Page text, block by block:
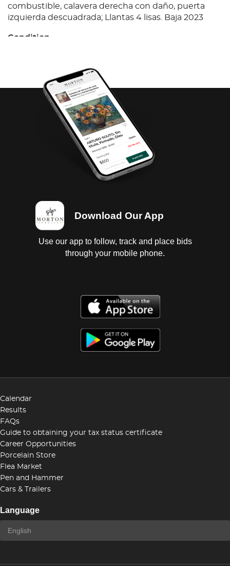
combustible, calavera derecha con daño, puerta
izquierda descuadrada; Llantas 4 lisas. Baja 2023
Condition
sin prueba de arranque, por lo que no se garantiza
su funcionamiento, motor a gasolina, con fugas de
aceite severas, sin aceite, batería dañada, sin llave;
Transmisión estándar, con fuga de aceite; Interiores,
vestiduras rotas, forro de volante con daño;
Instrumentos en regular sin probar; Suspensión de
amortiguadores; Chasis en regular estado;
Carrocería con golpes ligeros, fascia delantera con
daño, parrilla dañada, falta tapón de tanque de
combustible, calavera derecha con daño, puerta
izquierda descuadrada; Llantas 4 lisas. Baja 2023
Download Our App
Use our app to follow, track and place bids
through your mobile phone.
Calendar
Results
FAQs
Guide to obtaining your tax status certificate
Career Opportunities
Porcelain Store
Flea Market
Pen and Hammer
Cars & Trailers
Language